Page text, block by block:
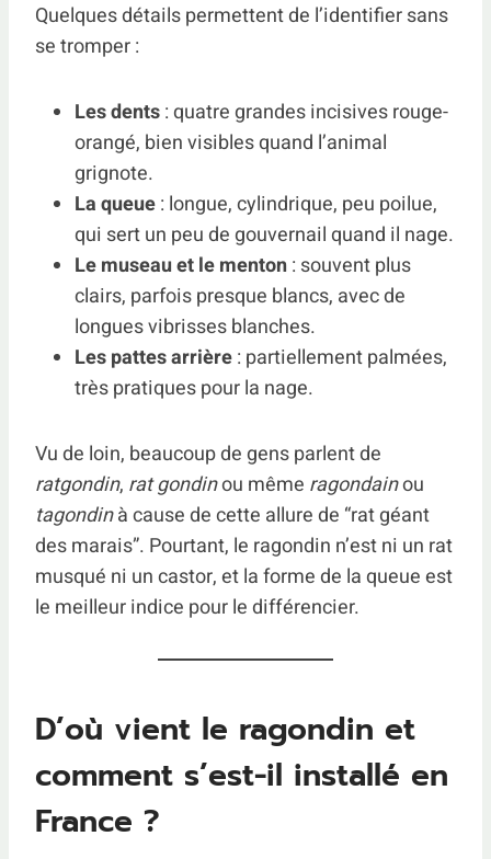
Quelques détails permettent de l’identifier sans
se tromper :
Les dents: quatre grandes incisives rouge-
orangé, bien visibles quand l’animal
grignote.
La queue: longue, cylindrique, peu poilue,
qui sert un peu de gouvernail quand il nage.
Le museau et le menton: souvent plus
clairs, parfois presque blancs, avec de
longues vibrisses blanches.
Les pattes arrière: partiellement palmées,
très pratiques pour la nage.
Vu de loin, beaucoup de gens parlent de
ratgondin, rat gondinou même ragondainou
tagondinà cause de cette allure de “rat géant
des marais”. Pourtant, le ragondin n’est ni un rat
musqué ni un castor, et la forme de la queue est
le meilleur indice pour le différencier.
D’où vient le ragondin et
comment s’est-il installé en
France ?